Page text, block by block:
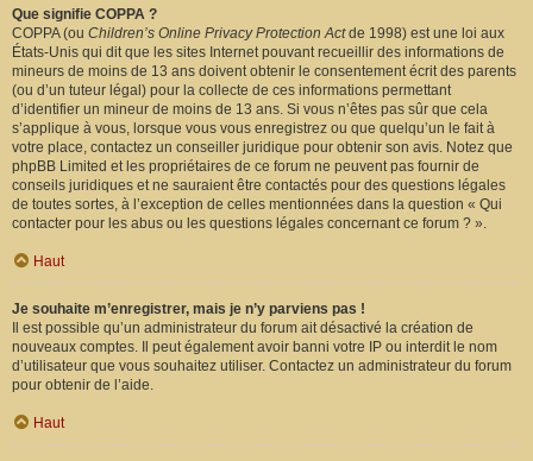
Que signifie COPPA ?
COPPA (ou Children’s Online Privacy Protection Actde 1998) est une loi aux
États-Unis qui dit que les sites Internet pouvant recueillir des informations de
mineurs de moins de 13 ans doivent obtenir le consentement écrit des parents
(ou d’un tuteur légal) pour la collecte de ces informations permettant
d’identifier un mineur de moins de 13 ans. Si vous n’êtes pas sûr que cela
s’applique à vous, lorsque vous vous enregistrez ou que quelqu’un le fait à
votre place, contactez un conseiller juridique pour obtenir son avis. Notez que
phpBB Limited et les propriétaires de ce forum ne peuvent pas fournir de
conseils juridiques et ne sauraient être contactés pour des questions légales
de toutes sortes, à l’exception de celles mentionnées dans la question « Qui
contacter pour les abus ou les questions légales concernant ce forum ? ».
Haut
Je souhaite m’enregistrer, mais je n’y parviens pas !
Il est possible qu’un administrateur du forum ait désactivé la création de
nouveaux comptes. Il peut également avoir banni votre IP ou interdit le nom
d’utilisateur que vous souhaitez utiliser. Contactez un administrateur du forum
pour obtenir de l’aide.
Haut